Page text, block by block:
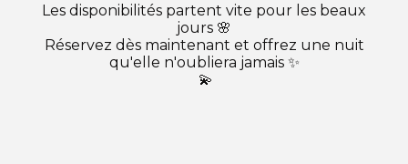
Les disponibilités partent vite pour les beaux
jours 🌸
Réservez dès maintenant et offrez une nuit
qu'elle n'oubliera jamais ✨
💫